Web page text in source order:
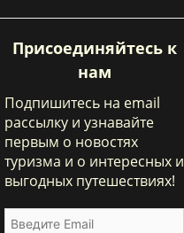
Присоединяйтесь к
нам
Подпишитесь на email
рассылку и узнавайте
первым о новостях
туризма и о интересных и
выгодных путешествиях!